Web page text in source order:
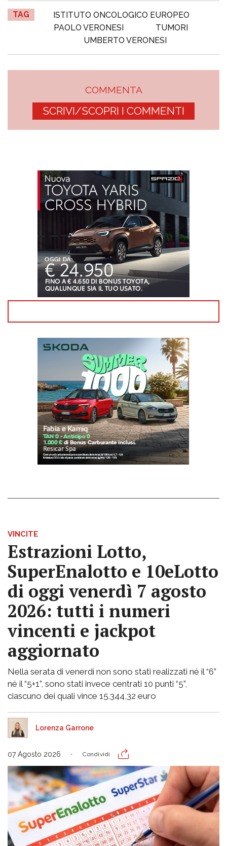
TAG
ISTITUTO ONCOLOGICO EUROPEO
PAOLO VERONESI
TUMORI
UMBERTO VERONESI
COMMENTA
SCRIVI/SCOPRI I COMMENTI
VINCITE
Estrazioni Lotto,
SuperEnalotto e 10eLotto
di oggi venerdì 7 agosto
2026: tutti i numeri
vincenti e jackpot
aggiornato
Nella serata di venerdì non sono stati realizzati né il “6”
né il “5+1”, sono stati invece centrati 10 punti “5”,
ciascuno dei quali vince 15.344,32 euro
Lorenza Garrone
07 Agosto 2026 Condividi